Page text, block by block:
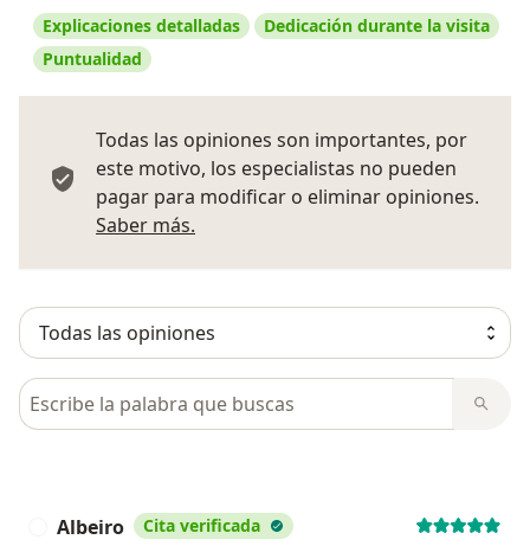
Explicaciones detalladas
Dedicación durante la visita
Puntualidad
Todas las opiniones son importantes, por
este motivo, los especialistas no pueden
pagar para modificar o eliminar opiniones.
Saber más.
Busca en opiniones
Albeiro Cita verificada